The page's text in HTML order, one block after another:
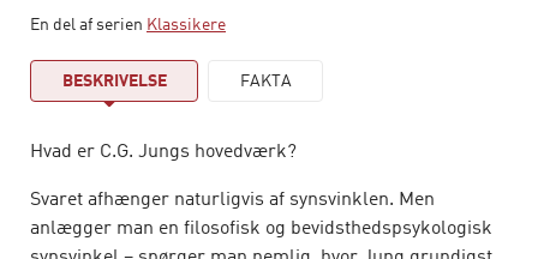
En del af serien Klassikere
BESKRIVELSE FAKTA
Hvad er C.G. Jungs hovedværk?
Svaret afhænger naturligvis af synsvinklen. Men
anlægger man en filosofisk og bevidsthedspsykologisk